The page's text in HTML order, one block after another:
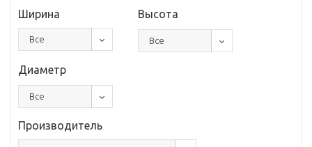
Ширина
Все
Высота
Все
Диаметр
Все
Производитель